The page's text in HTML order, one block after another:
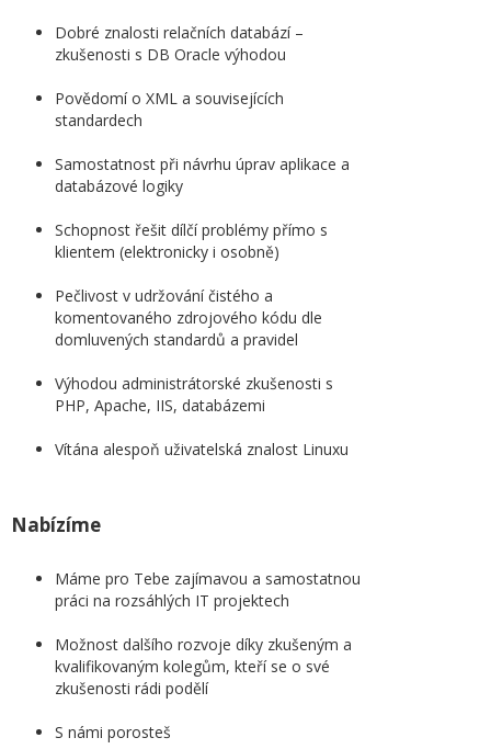
Dobré znalosti relačních databází –
zkušenosti s DB Oracle výhodou
Povědomí o XML a souvisejících
standardech
Samostatnost při návrhu úprav aplikace a
databázové logiky
Schopnost řešit dílčí problémy přímo s
klientem (elektronicky i osobně)
Pečlivost v udržování čistého a
komentovaného zdrojového kódu dle
domluvených standardů a pravidel
Výhodou administrátorské zkušenosti s
PHP, Apache, IIS, databázemi
Vítána alespoň uživatelská znalost Linuxu
Nabízíme
Máme pro Tebe zajímavou a samostatnou
práci na rozsáhlých IT projektech
Možnost dalšího rozvoje díky zkušeným a
kvalifikovaným kolegům, kteří se o své
zkušenosti rádi podělí
S námi porosteš